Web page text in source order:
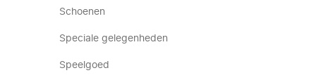
Schoenen
Speciale gelegenheden
Speelgoed